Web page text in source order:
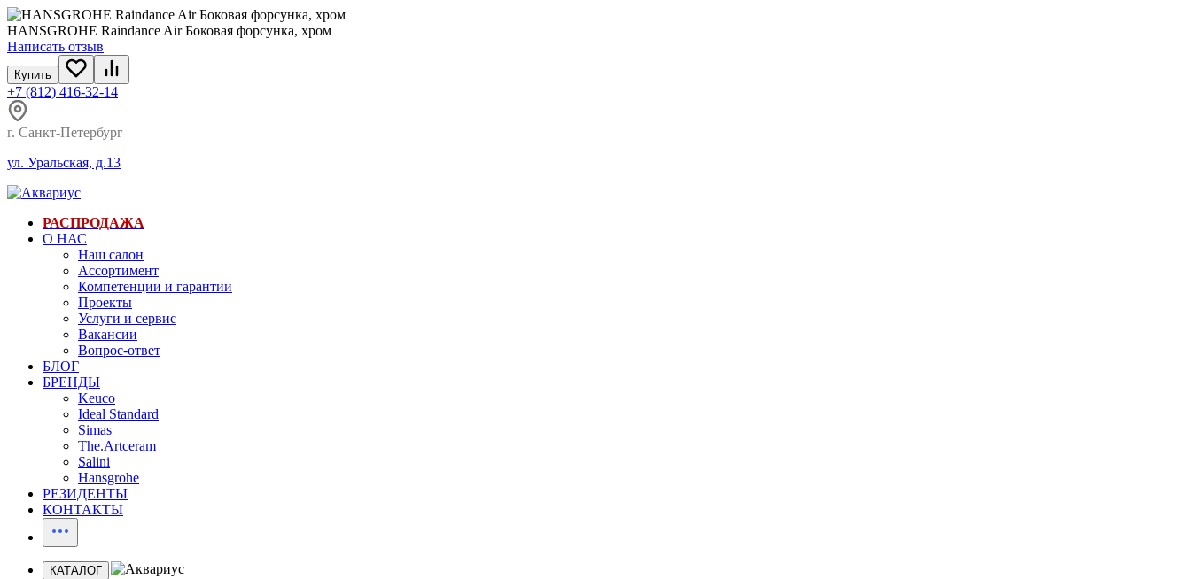
HANSGROHE Raindance Air Боковая форсунка, хром
Написать отзыв
Купить
+7 (812) 416-32-14
г. Санкт-Петербург
ул. Уральская, д.13
РАСПРОДАЖА
О НАС
Наш салон
Ассортимент
Компетенции и гарантии
Проекты
Услуги и сервис
Вакансии
Вопрос-ответ
БЛОГ
БРЕНДЫ
Keuco
Ideal Standard
Simas
The.Artceram
Salini
Hansgrohe
РЕЗИДЕНТЫ
КОНТАКТЫ
КАТАЛОГ